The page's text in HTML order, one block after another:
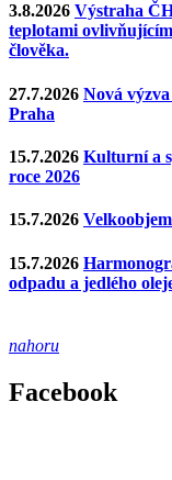
3.8.2026 Výstraha
teplotami
člověka.
27.7.2026 Nová
Praha
15.7.2026 Kulturní a
roce 2026
15.7.2026
15.7.2026
odpadu a jedlého
nahoru
Facebook